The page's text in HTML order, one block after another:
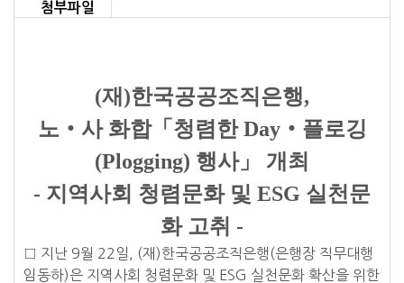
첨부파일
(재)한국공공조직은행,
노‧사 화합「청렴한 Day‧플로깅
(Plogging) 행사」 개최
- 지역사회 청렴문화 및 ESG 실천문
화 고취 -
□ 지난 9월 22일, (재)한국공공조직은행(은행장 직무대행
임동하)은 지역사회 청렴문화 및 ESG 실천문화 확산을 위한